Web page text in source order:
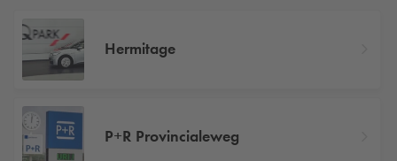
Hermitage
P+R Provincialeweg